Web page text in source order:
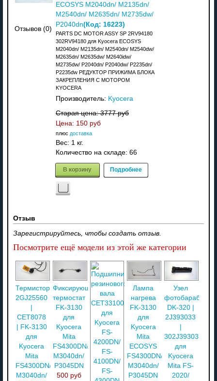
Отзывов (0)
ECOSYS M2040dn/ M2135dn/
M2540dn/ M2635dn/ M2735dw/
P2040dn(Код: 16223)
PARTS DC MOTOR ASSY SP 2RV94180
302RV94180 для Kyocera ECOSYS
M2040dn/ M2135dn/ M2540dn/ M2540dw/
M2635dn/ M2635dw/ M2640idw/
M2735dw/ P2040dn/ P2040dw/ P2235dn/
P2235dw РЕДУКТОР ПРИЖИМА БЛОКА
ЗАКРЕПЛЕНИЯ С МОТОРОМ
KYOCERA
Производитель: Kyocera
Старая цена:3777 руб
Цена: 150 руб
плюс доставка
Вес: 1 кг.
Количество на складе: 66
В корзину Подробнее
Отзыв
Зарегистрируйтесь, чтобы создать отзыв.
Посмотрите ещё модели из этой же категории
Термистор
2GJ25560
CET8078
| FK-3130
для
Kyocera
Mita
FS4300DN/
M3040dn/
Фиксирующий
термостат
FK-3130
для
Kyocera
Mita
FS4300DN/
M3040dn/
P3045DN
500 руб
Лампа
нагрева
FK-3130
для
Kyocera
Mita
ECOSYS
FS4300DN/
M3040dn/
P3045DN
Узел
фотобарабана
DK-320 |
2J393033
302J393033
для
Kyocera
Mita FS-
2020/